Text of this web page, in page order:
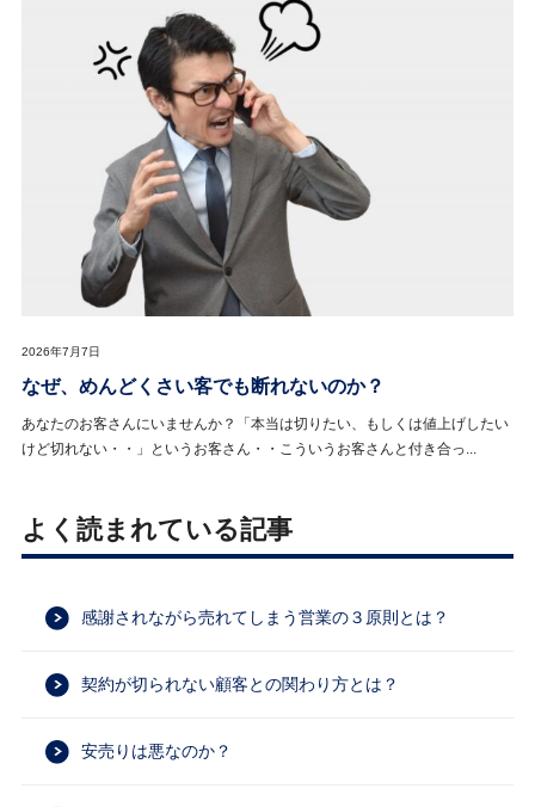
2026年7月7日
なぜ、めんどくさい客でも断れないのか？
あなたのお客さんにいませんか？「本当は切りたい、もしくは値上げしたい
けど切れない・・」というお客さん・・こういうお客さんと付き合っ...
よく読まれている記事
感謝されながら売れてしまう営業の３原則とは？
契約が切られない顧客との関わり方とは？
安売りは悪なのか？